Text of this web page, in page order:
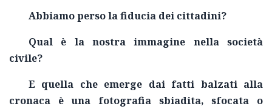
Abbiamo perso la fiducia dei cittadini?
Qual è la nostra immagine nella società
civile?
E quella che emerge dai fatti balzati alla
cronaca è una fotografia sbiadita, sfocata o